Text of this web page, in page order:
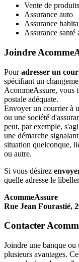
Vente de
Assurance auto
Assurance
Assurance santé
Joindre
Pouradresser un
spécifiant un
AcommeAssure, vous
postale adéquate.
Envoyer un courrier à
ou une société
peut, par exemple,
une démarche
situation quelconque,
ou autre.
Si vous désirez
quelle adresse le
AcommeAssure
Rue Jean Fourastié,
Contacter
Joindre une banque ou
plusieurs avantages.